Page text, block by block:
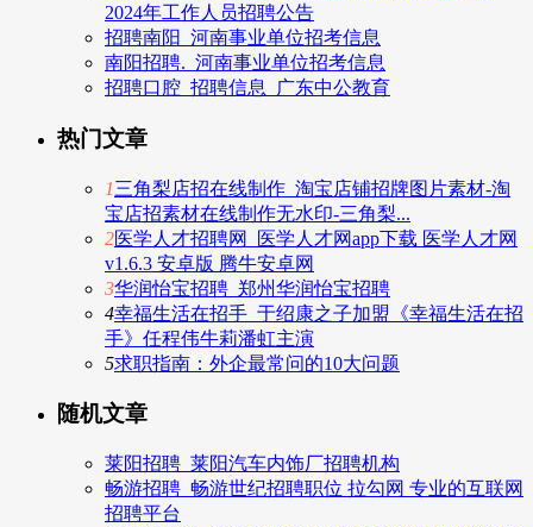
2024年工作人员招聘公告
招聘南阳_河南事业单位招考信息
南阳招聘._河南事业单位招考信息
招聘口腔_招聘信息_广东中公教育
热门文章
1三角梨店招在线制作_淘宝店铺招牌图片素材-淘
宝店招素材在线制作无水印-三角梨...
2医学人才招聘网_医学人才网app下载 医学人才网
v1.6.3 安卓版 腾牛安卓网
3华润怡宝招聘_郑州华润怡宝招聘
4幸福生活在招手_于绍康之子加盟《幸福生活在招
手》任程伟牛莉潘虹主演
5求职指南：外企最常问的10大问题
随机文章
莱阳招聘_莱阳汽车内饰厂招聘机构
畅游招聘_畅游世纪招聘职位 拉勾网 专业的互联网
招聘平台